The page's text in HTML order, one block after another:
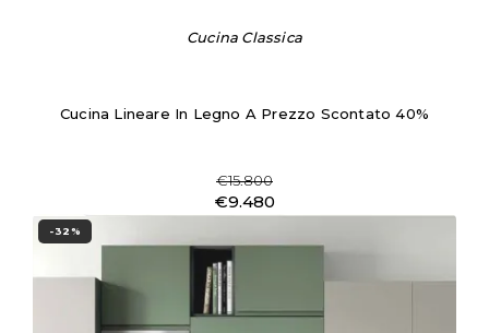
Cucina Classica
Cucina Lineare In Legno A Prezzo Scontato 40%
€15.800
€9.480
-32%